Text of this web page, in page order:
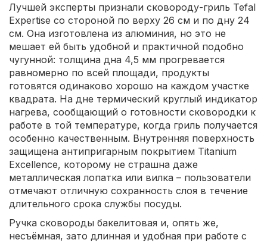
Лучшей эксперты признали сковороду-гриль Tefal
Expertise со стороной по верху 26 см и по дну 24
см. Она изготовлена из алюминия, но это не
мешает ей быть удобной и практичной подобно
чугунной: толщина дна 4,5 мм прогревается
равномерно по всей площади, продукты
готовятся одинаково хорошо на каждом участке
квадрата. На дне термический круглый индикатор
нагрева, сообщающий о готовности сковородки к
работе в той температуре, когда гриль получается
особенно качественным. Внутренняя поверхность
защищена антипригарным покрытием Titanium
Excellence, которому не страшна даже
металлическая лопатка или вилка – пользователи
отмечают отличную сохранность слоя в течение
длительного срока службы посуды.
Ручка сковороды бакелитовая и, опять же,
несъёмная, зато длинная и удобная при работе с